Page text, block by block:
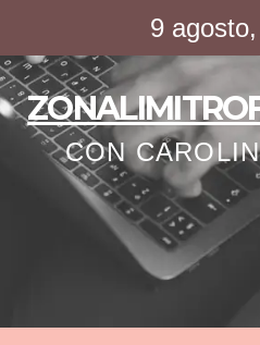
contenido
9
CON